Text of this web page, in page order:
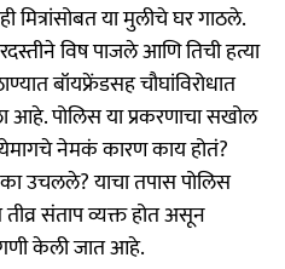
मित्रांसोबत या मुलीचे घर गाठले.
विष पाजले आणि तिची हत्या
बॉयफ्रेंडसह चौघांविरोधात
आहे. पोलिस या प्रकरणाचा सखोल
नेमकं कारण काय होतं?
उचलले? याचा तपास पोलिस
संताप व्यक्त होत असून
केली जात आहे.